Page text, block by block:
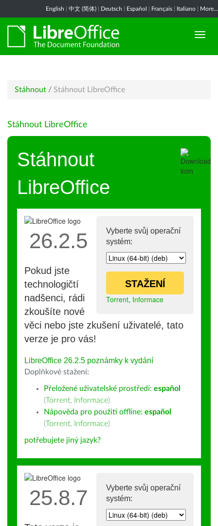
English 中文 (简体) Deutsch Español Français Italiano More...
Stáhnout / Stáhnout LibreOffice
Stáhnout LibreOffice
Stáhnout
LibreOffice
Vyberte svůj operační
systém:
STAŽENÍ
Torrent, Informace
26.2.5
Pokud jste
technologičtí
nadšenci, rádi
zkoušíte nové
věci nebo jste zkušení uživatelé, tato
verze je pro vás!
LibreOffice 26.2.5 poznámky k vydání
Doplňkové stažení:
Přeložené uživatelské prostředí: español
(Torrent, Informace)
Nápověda pro použití offline: español
(Torrent, Informace)
potřebujete jiný jazyk?
Vyberte svůj operační
systém:
25.8.7